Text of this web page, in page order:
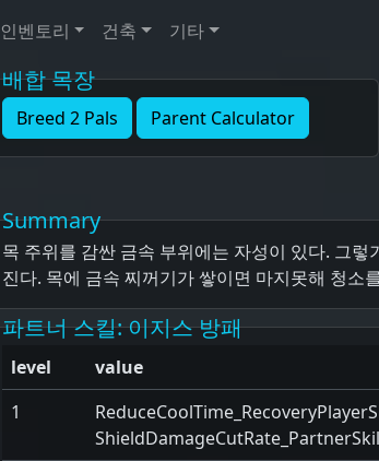
인벤토리 건축 기타
배합 목장
Breed 2 Pals Parent Calculator
Summary
목 주위를 감싼 금속 부위에는 자성이 있다. 그
진다. 목에 금속 찌꺼기가 쌓이면 마지못해 청소
파트너 스킬: 이지스 방패
level
value
1